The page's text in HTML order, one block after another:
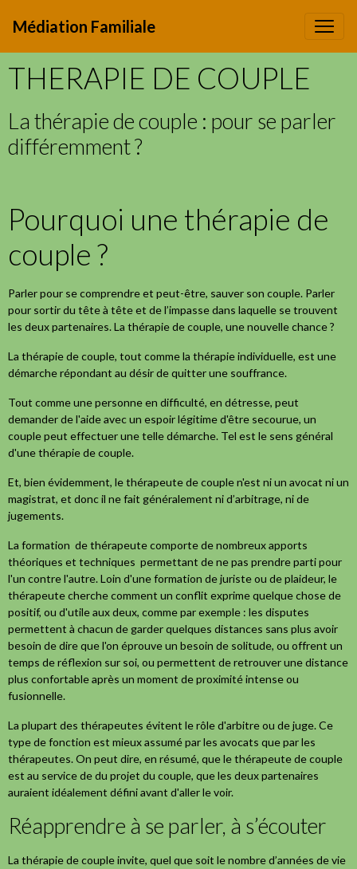
Médiation Familiale
THERAPIE DE COUPLE
La thérapie de couple : pour se parler
différemment ?
Pourquoi une thérapie de
couple ?
Parler pour se comprendre et peut-être, sauver son couple. Parler
pour sortir du tête à tête et de l’impasse dans laquelle se trouvent
les deux partenaires. La thérapie de couple, une nouvelle chance ?
La thérapie de couple, tout comme la thérapie individuelle, est une
démarche répondant au désir de quitter une souffrance.
Tout comme une personne en difficulté, en détresse, peut
demander de l'aide avec un espoir légitime d'être secourue, un
couple peut effectuer une telle démarche. Tel est le sens général
d'une thérapie de couple.
Et, bien évidemment, le thérapeute de couple n'est ni un avocat ni un
magistrat, et donc il ne fait généralement ni d’arbitrage, ni de
jugements.
La formation de thérapeute comporte de nombreux apports
théoriques et techniques permettant de ne pas prendre parti pour
l'un contre l'autre. Loin d'une formation de juriste ou de plaideur, le
thérapeute cherche comment un conflit exprime quelque chose de
positif, ou d'utile aux deux, comme par exemple : les disputes
permettent à chacun de garder quelques distances sans plus avoir
besoin de dire que l'on éprouve un besoin de solitude, ou offrent un
temps de réflexion sur soi, ou permettent de retrouver une distance
plus confortable après un moment de proximité intense ou
fusionnelle.
La plupart des thérapeutes évitent le rôle d'arbitre ou de juge. Ce
type de fonction est mieux assumé par les avocats que par les
thérapeutes. On peut dire, en résumé, que le thérapeute de couple
est au service de du projet du couple, que les deux partenaires
auraient idéalement défini avant d'aller le voir.
Réapprendre à se parler, à s’écouter
La thérapie de couple invite, quel que soit le nombre d’années de vie